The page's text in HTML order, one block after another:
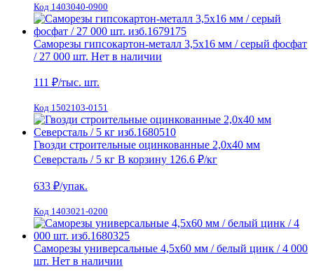
Код 1403040-0900
Саморезы гипсокартон-металл 3,5х16 мм / серый фосфат
/ 27 000 шт. Нет в наличии
111 ₽/тыс. шт.
Код 1502103-0151
Гвозди строительные оцинкованные 2,0х40 мм
Северсталь / 5 кг В корзину 126.6 ₽/кг
633 ₽/упак.
Код 1403021-0200
Саморезы универсальные 4,5х60 мм / белый цинк / 4 000
шт. Нет в наличии